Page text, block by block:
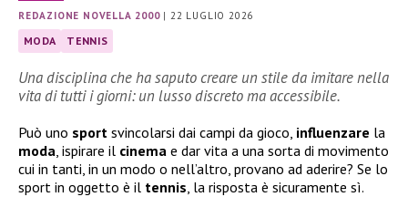
REDAZIONE NOVELLA 2000|22 LUGLIO 2026
MODA TENNIS
Una disciplina che ha saputo creare un stile da imitare nella
vita di tutti i giorni: un lusso discreto ma accessibile.
Può uno sport svincolarsi dai campi da gioco, influenzare la
moda , ispirare il cinema e dar vita a una sorta di movimento
cui in tanti, in un modo o nell’altro, provano ad aderire? Se lo
sport in oggetto è il tennis , la risposta è sicuramente sì.